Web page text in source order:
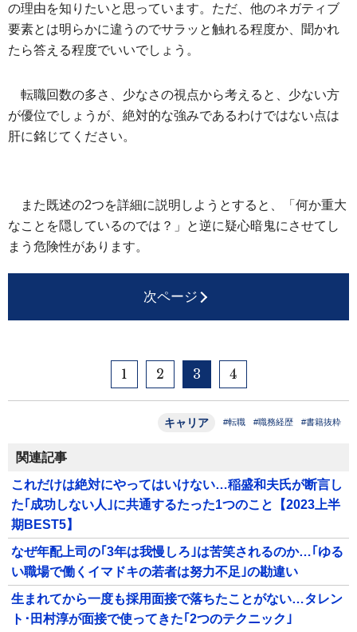
の理由を知りたいと思っています。ただ、他のネガティブ
要素とは明らかに違うのでサラッと触れる程度か、聞かれ
たら答える程度でいいでしょう。
転職回数の多さ、少なさの視点から考えると、少ない方
が優位でしょうが、絶対的な強みであるわけではない点は
肝に銘じてください。
また既述の2つを詳細に説明しようとすると、「何か重大
なことを隠しているのでは？」と逆に疑心暗鬼にさせてし
まう危険性があります。
次ページ
1 2 3 4
キャリア #転職 #職務経歴 #書籍抜粋
関連記事
これだけは絶対にやってはいけない…稲盛和夫氏が断言し
た｢成功しない人｣に共通するたった1つのこと【2023上半
期BEST5】
なぜ年配上司の｢3年は我慢しろ｣は苦笑されるのか…｢ゆる
い職場で働くイマドキの若者は努力不足｣の勘違い
生まれてから一度も採用面接で落ちたことがない…タレン
ト･田村淳が面接で使ってきた｢2つのテクニック｣